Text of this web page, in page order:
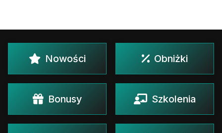
Nowości Obniżki
Bonusy Szkolenia